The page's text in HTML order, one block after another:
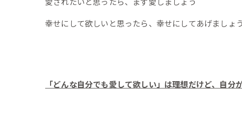
幸せにして欲しいと思ったら、幸せにしてあげましょ
「どんな自分でも愛して欲しい」は理想だけど、自